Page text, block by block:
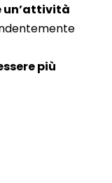
un’attività
più